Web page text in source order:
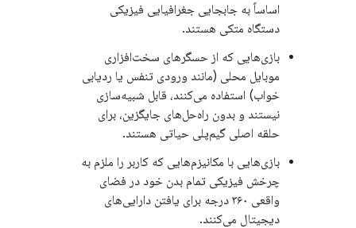
اساساً به جابجایی جغرافیایی فیزیکی
دستگاه متکی هستند.
بازی‌هایی که از حسگرهای سخت‌افزاری
موبایل محلی (مانند ورودی تنفس یا ردیابی
خواب) استفاده می‌کنند، قابل شبیه‌سازی
نیستند و بدون راه‌حل‌های جایگزین، برای
حلقه اصلی گیم‌پلی حیاتی هستند.
بازی‌هایی با مکانیزم‌هایی که کاربر را ملزم به
چرخش فیزیکی تمام بدن خود در فضای
واقعی ۳۶۰ درجه برای یافتن دارایی‌های
دیجیتال می‌کنند.